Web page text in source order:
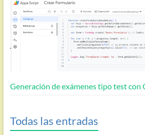
Generación de exámenes tipo test con
Todas las entradas